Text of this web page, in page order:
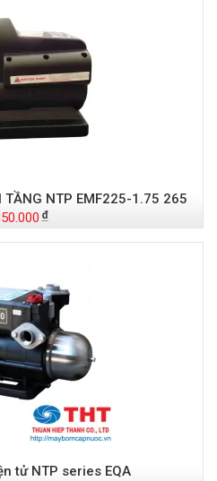
TẦNG NTP EMF225-1.75 265
tử NTP series EQA